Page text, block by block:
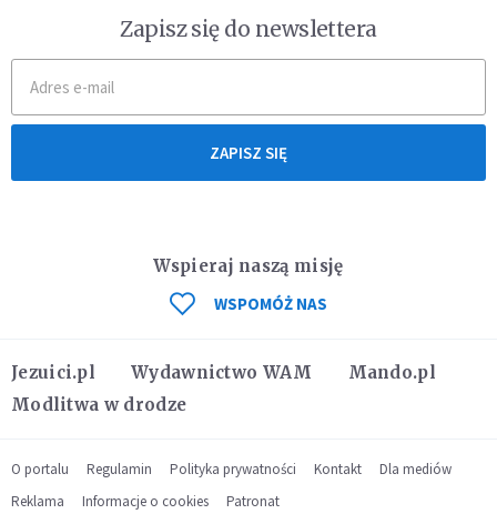
Zapisz się do newslettera
ZAPISZ SIĘ
Jezuici.pl Wydawnictwo WAM
Mando.pl
Modlitwa w drodze
Wspieraj naszą misję
WSPOMÓŻ NAS
O portalu Regulamin Polityka prywatności Kontakt
Dla mediów
Reklama
Informacje o cookies Patronat